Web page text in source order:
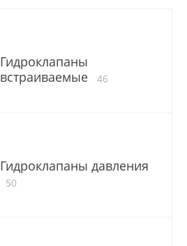
Гидроклапаны
встраиваемые
46
Гидроклапаны давления
50